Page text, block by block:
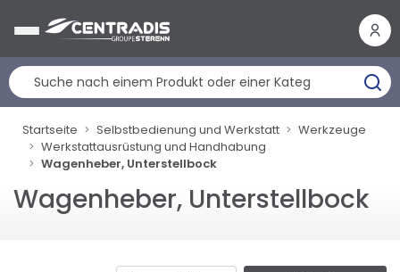
Startseite Selbstbedienung und Werkstatt
Werkzeuge
Werkstattausrüstung und Handhabung
Wagenheber, Unterstellbock
Wagenheber, Unterstellbock